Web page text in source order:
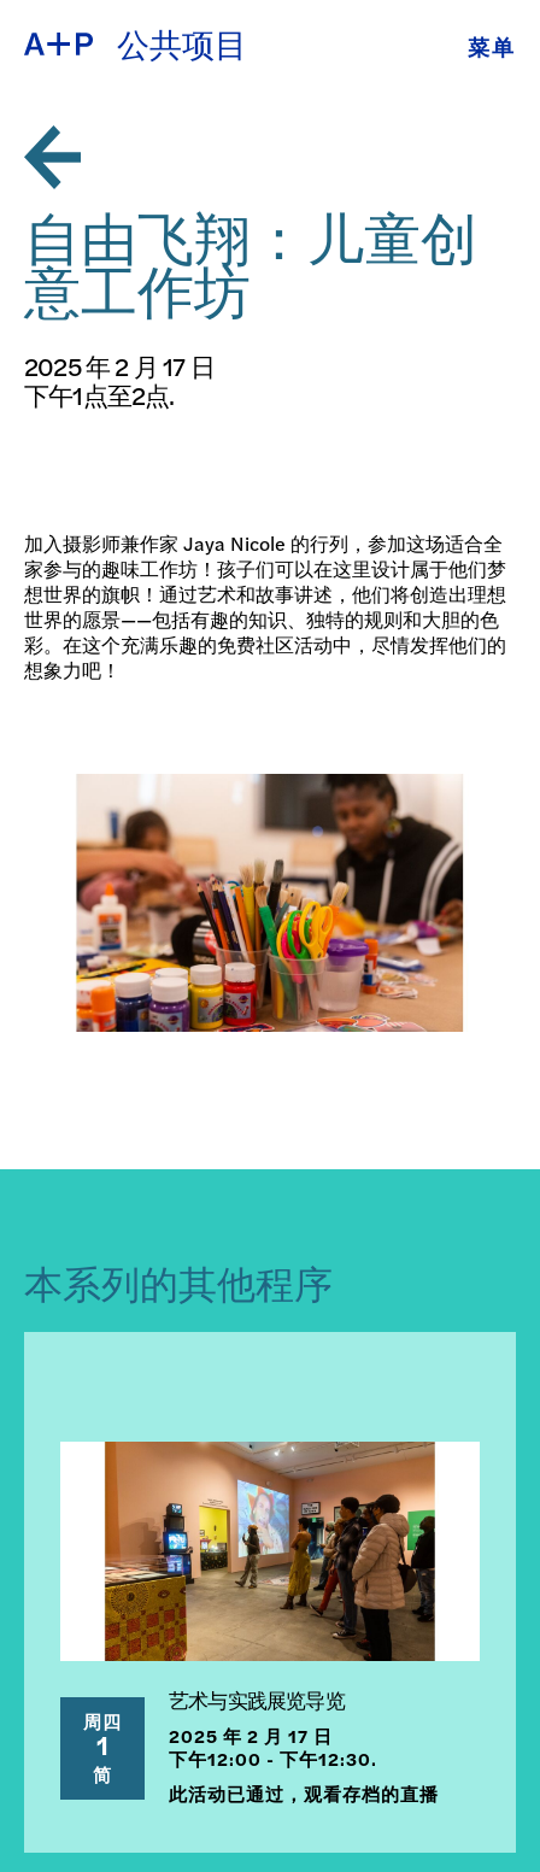
公共项目 菜单
教育
培养青年
展览
公共项目
档案
ESPAÑOL
普通话
日本語
自由飞翔：儿童创
意工作坊
2025 年 2 月 17 日
下午1点至2点.
加入摄影师兼作家 Jaya Nicole 的行列，参加这场适合全
家参与的趣味工作坊！孩子们可以在这里设计属于他们梦
想世界的旗帜！通过艺术和故事讲述，他们将创造出理想
世界的愿景——包括有趣的知识、独特的规则和大胆的色
彩。在这个充满乐趣的免费社区活动中，尽情发挥他们的
想象力吧！
本系列的其他程序
周四
1
简
艺术与实践展览导览
2025 年 2 月 17 日
下午12:00 - 下午12:30.
此活动已通过，观看存档的直播